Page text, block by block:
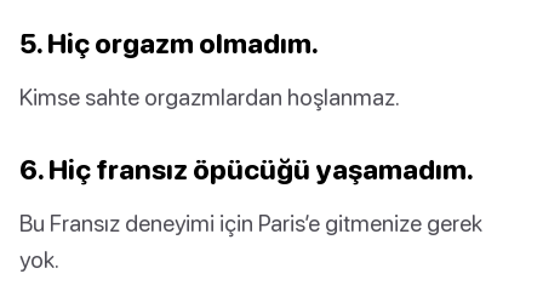
5. Hiç orgazm olmadım.
Kimse sahte orgazmlardan hoşlanmaz.
6. Hiç fransız öpücüğü yaşamadım.
Bu Fransız deneyimi için Paris’e gitmenize gerek
yok.